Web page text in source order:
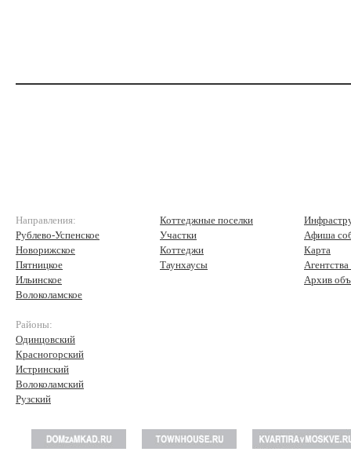
Направления:
Рублево-Успенское
Новорижское
Пятницкое
Ильинское
Волоколамское
Районы:
Одинцовский
Красногорский
Истринский
Волоколамский
Рузский
Коттеджные поселки
Участки
Коттеджи
Таунхаусы
Афиша
Карта
Архив